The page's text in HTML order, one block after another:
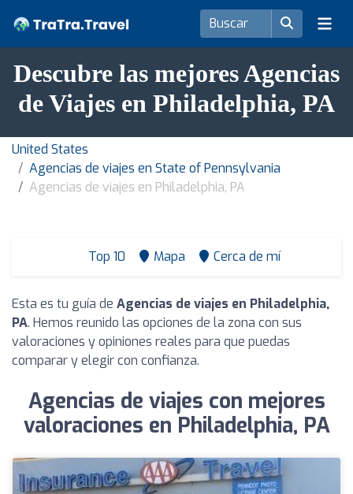
Descubre las mejores Agencias
de Viajes en Philadelphia, PA
United States
Agencias de viajes en State of Pennsylvania
Agencias de viajes en Philadelphia, PA
Top 10 Mapa Cerca de mí
Esta es tu guía de Agencias de viajes en Philadelphia,
PA. Hemos reunido las opciones de la zona con sus
valoraciones y opiniones reales para que puedas
comparar y elegir con confianza.
Agencias de viajes con mejores
valoraciones en Philadelphia, PA